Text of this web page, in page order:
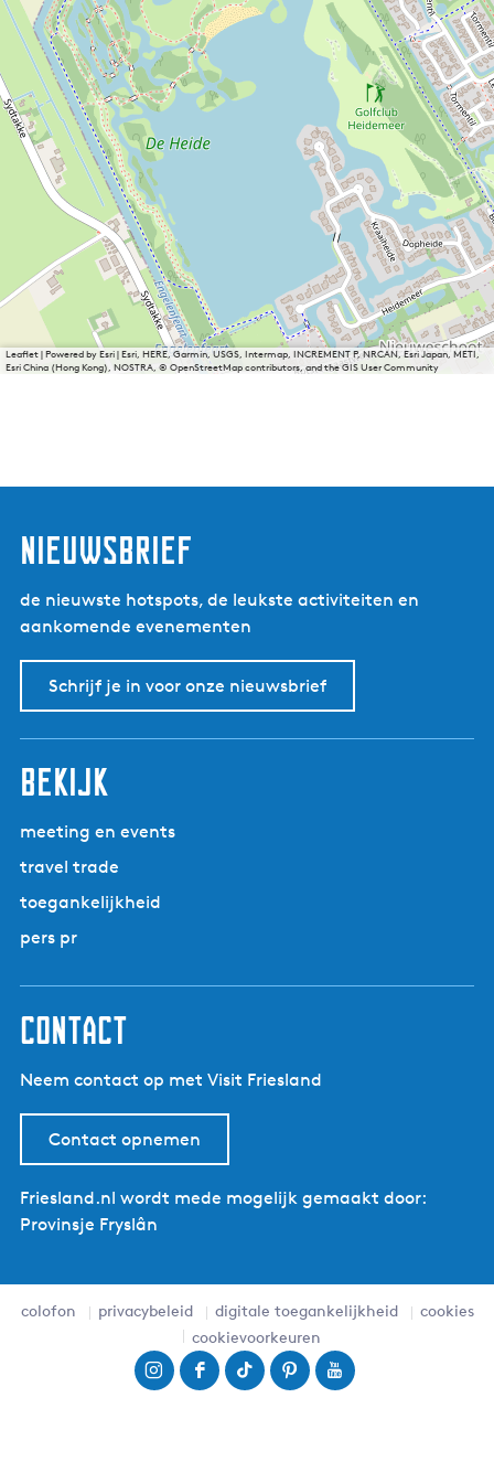
Leaflet|Powered by Esri | Esri, HERE, Garmin, USGS, Intermap, INCREMENT P, NRCAN, Esri Japan, METI,
Esri China (Hong Kong), NOSTRA, © OpenStreetMap contributors, and the GIS User Community
nieuwsbrief
de nieuwste hotspots, de leukste activiteiten en
aankomende evenementen
Schrijf je in voor onze nieuwsbrief
bekijk
meeting en events
travel trade
toegankelijkheid
pers pr
contact
Neem contact op met Visit Friesland
Contact opnemen
Friesland.nl wordt mede mogelijk gemaakt door:
Provinsje Fryslân
colofon privacybeleid digitale toegankelijkheid
cookies
cookievoorkeuren
I
F
T
Y